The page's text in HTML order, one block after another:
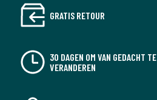
GRATIS RETOUR
30 DAGEN OM VAN GEDACHT TE
VERANDEREN